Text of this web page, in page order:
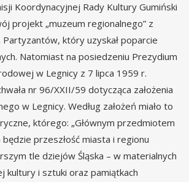
Koordynacyjnej Rady Kultury Gumiński
projekt „muzeum regionalnego” z
który uzyskał poparcie
Natomiast na posiedzeniu Prezydium
w Legnicy z 7 lipca 1959 r.
nr 96/XXII/59 dotycząca założenia
w Legnicy. Według założeń miało to
którego: „Głównym przedmiotem
przeszłość miasta i regionu
tle dziejów Śląska – w materialnych
kultury i sztuki oraz pamiątkach